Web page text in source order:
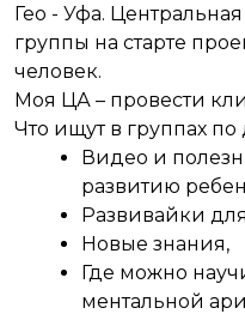
Гео - Уфа.
группы на старте
человек.
Моя ЦА – провести
Что ищут в группах
Видео и
развитию
Развивайки
Новые знания,
Где можно
ментальной